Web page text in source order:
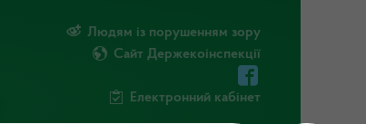
Людям із порушенням зору
Сайт Держекоінспекції
Електронний кабінет